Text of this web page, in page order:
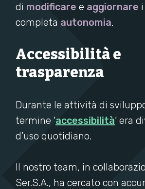
di modificare e aggiornare
completa autonomia.
Accessibilità e
trasparenza
Durante le attività di
termine ‘accessibilità‘ era
d’uso quotidiano.
Il nostro team, in
Ser.S.A., ha cercato con